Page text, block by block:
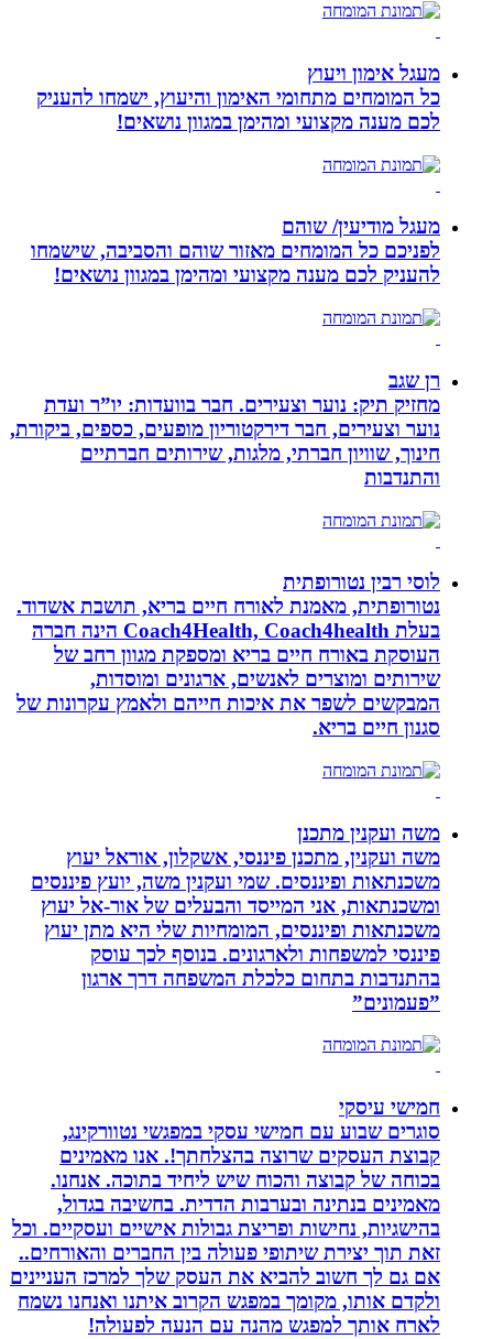
מעגל אימון ויעוץ
כל המומחים מתחומי האימון והיעוץ, ישמחו להעניק
לכם מענה מקצועי ומהימן במגוון נושאים!
מעגל מודיעין/ שוהם
לפניכם כל המומחים מאזור שוהם והסביבה, שישמחו
להעניק לכם מענה מקצועי ומהימן במגוון נושאים!
רן שגב
מחזיק תיק: נוער וצעירים. חבר בוועדות: יו”ר ועדת
נוער וצעירים, חבר דירקטוריון מופעים, כספים, ביקורת,
חינוך, שוויון חברתי, מלגות, שירותים חברתיים
והתנדבות
לוסי רבין נטורופתית
נטורופתית, מאמנת לאורח חיים בריא, תושבת אשדוד.
בעלת Coach4Health, Coach4health הינה חברה
העוסקת באורח חיים בריא ומספקת מגוון רחב של
שירותים ומוצרים לאנשים, ארגונים ומוסדות,
המבקשים לשפר את איכות חייהם ולאמץ עקרונות של
סגנון חיים בריא.
משה ועקנין מתכנן
משה ועקנין, מתכנן פיננסי, אשקלון, אוראל יעוץ
משכנתאות ופיננסים. שמי ועקנין משה, יועץ פיננסים
ומשכנתאות, אני המייסד והבעלים של אור-אל יעוץ
משכנתאות ופיננסים, המומחיות שלי היא מתן יעוץ
פיננסי למשפחות ולארגונים. בנוסף לכך עוסק
בהתנדבות בתחום כלכלת המשפחה דרך ארגון
”פעמונים”
חמישי עיסקי
סוגרים שבוע עם חמישי עסקי במפגשי נטוורקינג,
קבוצת העסקים שרוצה בהצלחתך!. אנו מאמינים
בכוחה של קבוצה והכוח שיש ליחיד בתוכה. אנחנו.
מאמינים בנתינה ובערבות הדדית. בחשיבה בגדול,
בהישגיות, נחישות ופריצת גבולות אישיים ועסקיים. וכל
זאת תוך יצירת שיתופי פעולה בין החברים והאורחים..
אם גם לך חשוב להביא את העסק שלך למרכז העניינים
ולקדם אותו, מקומך במפגש הקרוב איתנו ואנחנו נשמח
לארח אותך למפגש מהנה עם הנעה לפעולה!